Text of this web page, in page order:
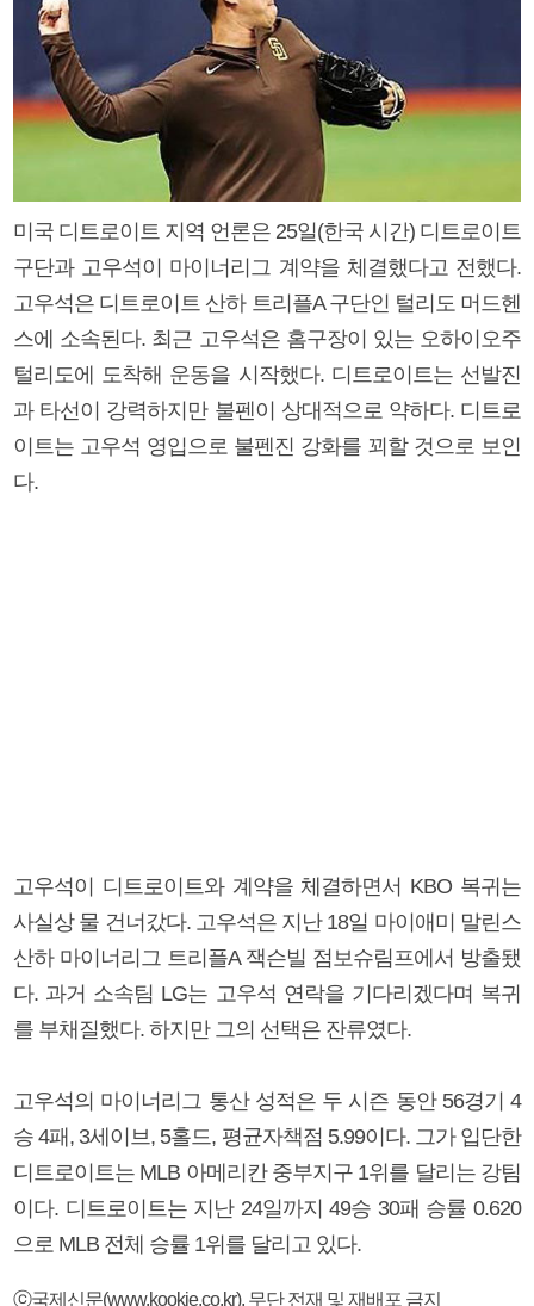
미국 디트로이트 지역 언론은 25일(한국 시간) 디트로이트
구단과 고우석이 마이너리그 계약을 체결했다고 전했다.
고우석은 디트로이트 산하 트리플A 구단인 털리도 머드헨
스에 소속된다. 최근 고우석은 홈구장이 있는 오하이오주
털리도에 도착해 운동을 시작했다. 디트로이트는 선발진
과 타선이 강력하지만 불펜이 상대적으로 약하다. 디트로
이트는 고우석 영입으로 불펜진 강화를 꾀할 것으로 보인
다.
고우석이 디트로이트와 계약을 체결하면서 KBO 복귀는
사실상 물 건너갔다. 고우석은 지난 18일 마이애미 말린스
산하 마이너리그 트리플A 잭슨빌 점보슈림프에서 방출됐
다. 과거 소속팀 LG는 고우석 연락을 기다리겠다며 복귀
를 부채질했다. 하지만 그의 선택은 잔류였다.
고우석의 마이너리그 통산 성적은 두 시즌 동안 56경기 4
승 4패, 3세이브, 5홀드, 평균자책점 5.99이다. 그가 입단한
디트로이트는 MLB 아메리칸 중부지구 1위를 달리는 강팀
이다. 디트로이트는 지난 24일까지 49승 30패 승률 0.620
으로 MLB 전체 승률 1위를 달리고 있다.
ⓒ국제신문(www.kookje.co.kr), 무단 전재 및 재배포 금지